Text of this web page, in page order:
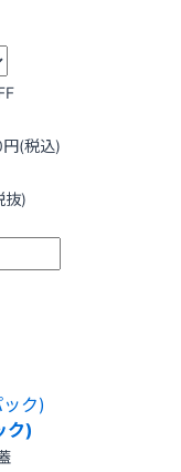
円(税込)
抜)
ク)